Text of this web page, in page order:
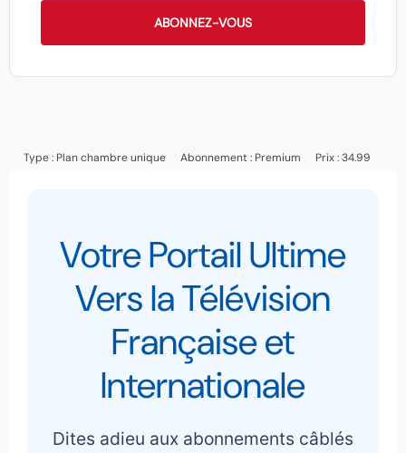
ABONNEZ-VOUS
Type : Plan chambre unique Abonnement : Premium Prix : 34.99
Votre Portail Ultime
Vers la Télévision
Française et
Internationale
Dites adieu aux abonnements câblés